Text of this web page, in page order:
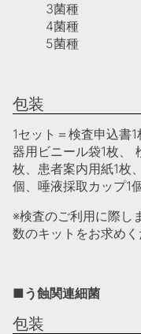
3菌種
4菌種
5菌種
包装
1セット＝検査申込書
器用ビニール袋1枚、
枚、患者案内用紙1枚
個、唾液採取カップ1
※検査のご利用に際し
数のキットをお求めく
■う蝕関連細菌
包装